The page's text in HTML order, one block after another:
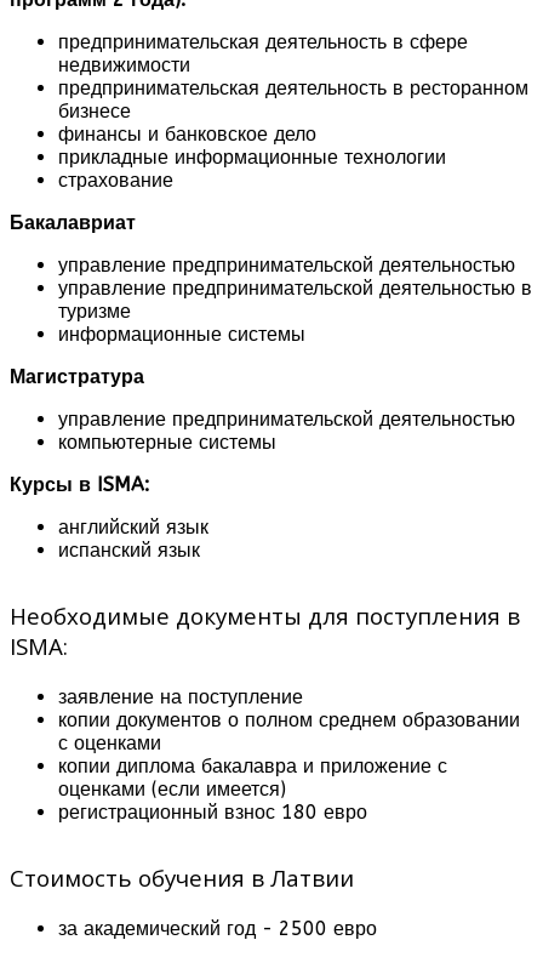
предпринимательская деятельность в сфере
недвижимости
предпринимательская деятельность в ресторанном
бизнесе
финансы и банковское дело
прикладные информационные технологии
страхование
Бакалавриат
управление предпринимательской деятельностью
управление предпринимательской деятельностью в
туризме
информационные системы
Магистратура
управление предпринимательской деятельностью
компьютерные системы
Курсы в ISMA:
английский язык
испанский язык
Необходимые документы для поступления в
ISMA:
заявление на поступление
копии документов о полном среднем образовании
с оценками
копии диплома бакалавра и приложение с
оценками (если имеется)
регистрационный взнос 180 евро
Стоимость обучения в Латвии
за академический год - 2500 евро